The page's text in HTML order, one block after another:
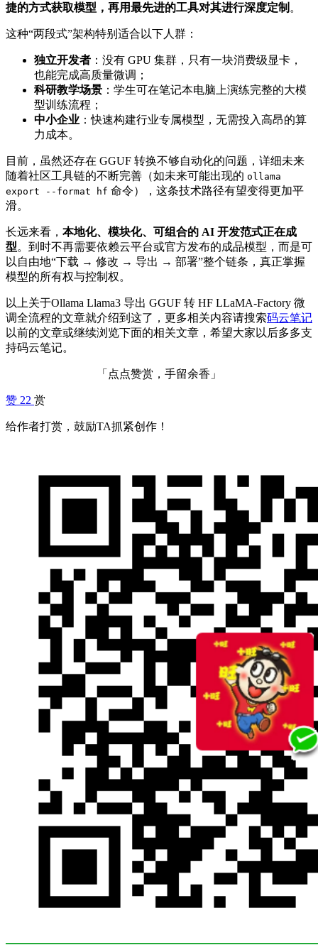
捷的方式获取模型，再用最先进的工具对其进行深度定制 。
这种“两段式”架构特别适合以下人群：
独立开发者 ：没有 GPU 集群，只有一块消费级显卡，
也能完成高质量微调；
科研教学场景 ：学生可在笔记本电脑上演练完整的大模
型训练流程；
中小企业 ：快速构建行业专属模型，无需投入高昂的算
力成本。
目前，虽然还存在 GGUF 转换不够自动化的问题，详细未来
随着社区工具链的不断完善（如未来可能出现的 ollama
export --format hf 命令），这条技术路径有望变得更加平
滑。
长远来看， 本地化、模块化、可组合的 AI 开发范式正在成
型。到时不再需要依赖云平台或官方发布的成品模型，而是可
以自由地“下载 → 修改 → 导出 → 部署”整个链条，真正掌握
模型的所有权与控制权。
以上关于Ollama Llama3 导出 GGUF 转 HF LLaMA‑Factory 微
调全流程的文章就介绍到这了，更多相关内容请搜索码云笔记
以前的文章或继续浏览下面的相关文章，希望大家以后多多支
持码云笔记。
「点点赞赏，手留余香」
赞 22 赏
给作者打赏，鼓励TA抓紧创作！